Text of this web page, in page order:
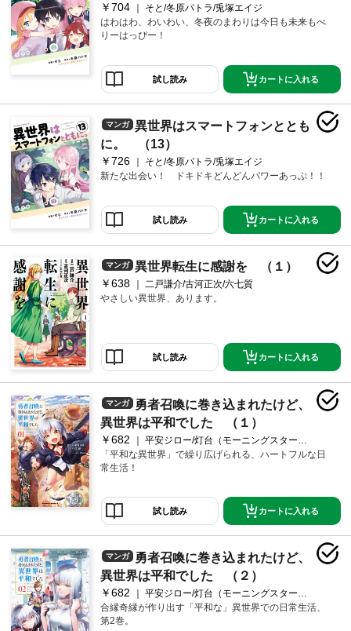
￥704
そと/冬原パトラ/兎塚エイジ
はわはわ、わいわい、冬夜のまわりは今日も未来もべ
りーはっぴー！
試し読み カートに入れる
マンガ
異世界はスマートフォンととも
に。 （13）
￥726
そと/冬原パトラ/兎塚エイジ
新たな出会い！ ドキドキどんどんパワーあっぷ！！
試し読み カートに入れる
マンガ 異世界転生に感謝を （１）
￥638
二戸謙介/古河正次/六七質
やさしい異世界、あります。
試し読み カートに入れる
マンガ
勇者召喚に巻き込まれたけど、
異世界は平和でした （１）
￥682
平安ジロー/灯台（モーニングスターブックス／新紀元社）/おちゃう
「平和な異世界」で繰り広げられる、ハートフルな日
常生活！
試し読み カートに入れる
マンガ
勇者召喚に巻き込まれたけど、
異世界は平和でした （２）
￥682
平安ジロー/灯台（モーニングスターブックス／新紀元社）/おちゃう
合縁奇縁が作り出す「平和な」異世界での日常生活、
第2巻。